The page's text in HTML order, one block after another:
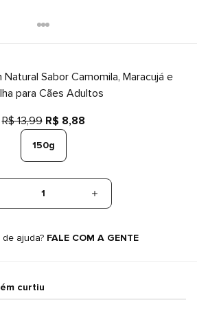
Sabor Camomila, Maracujá e
para Cães Adultos
R$ 13,99 R$ 8,88
150g
1
de ajuda? FALE COM A GENTE
curtiu